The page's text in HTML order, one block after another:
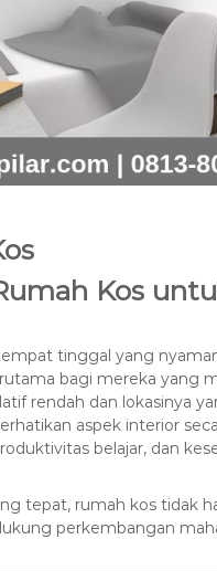
Kos
tinggal yang
bagi mereka yang
rendah dan lokasinya
aspek interior
belajar, dan
tepat, rumah kos tidak
perkembangan